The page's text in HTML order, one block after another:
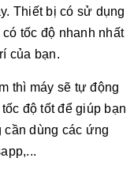
Thiết bị có sử dụng
tốc độ nhanh nhất
của bạn.
thì máy sẽ tự động
độ tốt để giúp bạn
cần dùng các ứng